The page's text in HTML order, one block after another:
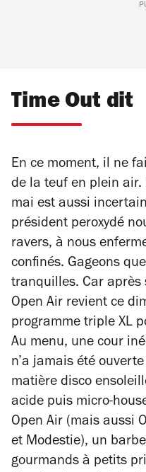
Time Out dit
En ce moment, il ne
de la teuf en plein air.
mai est aussi
président peroxydé
ravers, à nous
confinés. Gageons
tranquilles. Car après
Open Air revient ce
programme triple XL
Au menu, une cour
n’a jamais été
matière disco
acide puis micro-
Open Air (mais aussi
et Modestie), un
gourmands à petits